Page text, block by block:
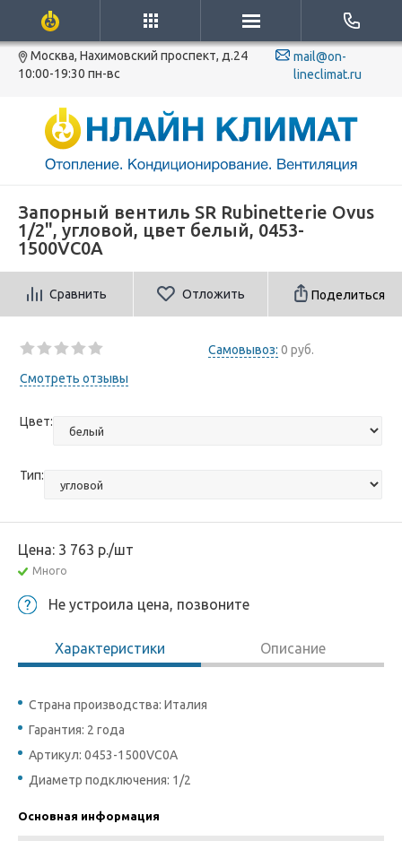
Москва, Нахимовский проспект, д.24
10:00-19:30 пн-вс
mail@on-
lineclimat.ru
Запорный вентиль SR Rubinetterie Ovus
1/2", угловой, цвет белый, 0453-
1500VC0A
Сравнить Отложить Поделиться
Самовывоз: 0 руб.
Смотреть отзывы
Цвет:
Тип:
Цена: 3 763 р./шт
Много
Не устроила цена, позвоните
Характеристики Описание
Страна производства: Италия
Гарантия: 2 года
Артикул: 0453-1500VC0A
Диаметр подключения: 1/2
Основная информация